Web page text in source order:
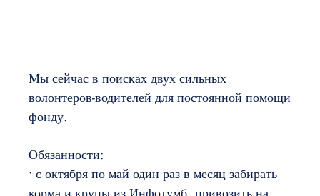
Мы сейчас в поисках двух сильных
волонтеров-водителей для постоянной помощи
фонду.
Обязанности:
• с октября по май один раз в месяц забирать